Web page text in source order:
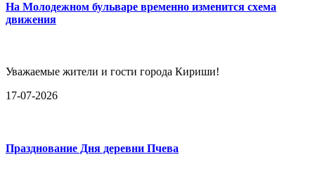
На Молодежном бульваре временно изменится схема
движения
Уважаемые жители и гости города Кириши!
17-07-2026
Празднование Дня деревни Пчева